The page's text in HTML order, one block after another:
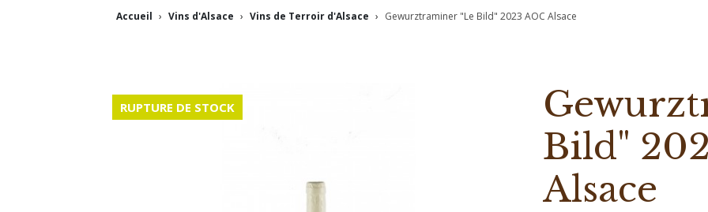
Accueil Vins d'Alsace Vins de Terroir d'Alsace Gewurztraminer "Le Bild" 2023 AOC Alsace
RUPTURE DE STOCK
Bild"
Alsace